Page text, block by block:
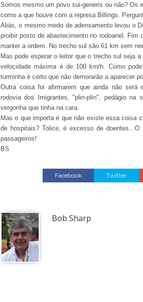
Somos mesmo um povo sui-generis ou não? Os
como a que houve com a represa Billings.
Aliás, o mesmo medo de adensamento levou o
proibir posto de abastecimento no rodoanel.
manter a ordem. No trecho sul são 61 km sem
Mas pode esperar o leitor que o trecho sul seja
velocidade máxima é de 100 km/h. Como
turminha é certo que não demorarão a aparecer
Outra coisa foi afirmarem que ainda não será
rodovia dos Imigrantes, "plin-plin", pedágio
vergonha que tinha na cara.
Mas o que importa é que não existe essa coisa
de hospitais? Tolice, é excesso de
passageiros!
BS
Facebook Twitter
Bob Sharp